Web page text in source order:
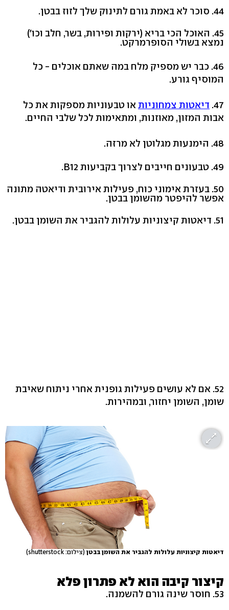
44. סוכר לא באמת גורם לתינוק שלך לזוז בבטן.
45. האוכל הכי בריא (ירקות ופירות, בשר, חלב וכו')
נמצא בשולי הסופרמרקט.
46. כבר יש מספיק מלח במה שאתם אוכלים - כל
המוסיף גורע.
47. דיאטות צמחוניות או טבעוניות מספקות את כל
אבות המזון, מאוזנות, ומתאימות לכל שלבי החיים.
48. הימנעות מגלוטן לא מרזה.
49. טבעונים חייבים לצרוך בקביעות B12.
50. בעזרת אימוני כוח, פעילות אירובית ודיאטה מתונה
אפשר להיפטר מהשומן בבטן.
51. דיאטות קיצוניות עלולות להגביר את השומן בבטן.
52. אם לא עושים פעילות גופנית אחרי ניתוח שאיבת
שומן, השומן יחזור, ובמהירות.
דיאטות קיצוניות עלולות להגביר את השומן בבטן (צילום: shutterstock)
קיצור קיבה הוא לא פתרון פלא
53. חוסר שינה גורם להשמנה.